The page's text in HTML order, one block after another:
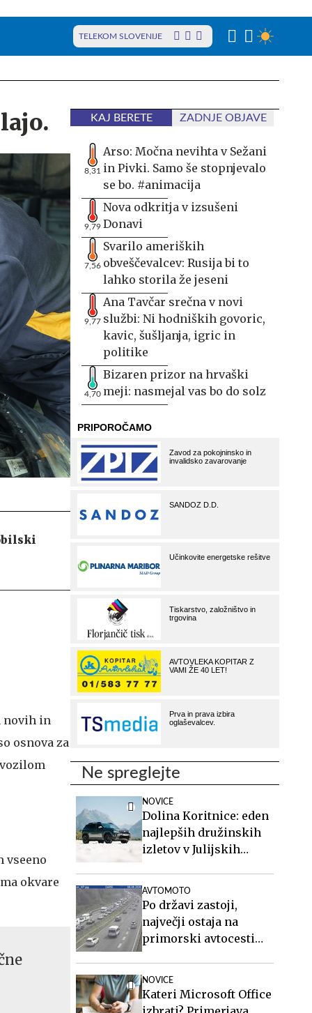
TELEKOM SLOVENIJE
novih in
osnova za
vseeno
okvare
KAJ BERETE ZADNJE OBJAVE
8,31
Arso: Močna nevihta v Sežani
in Pivki. Samo še stopnjevalo
se bo. #animacija
9,79
Nova odkritja v izsušeni
Donavi
7,56
Svarilo ameriških
obveščevalcev: Rusija bi to
lahko storila že jeseni
9,77
Ana Tavčar srečna v novi
službi: Ni hodniških govoric,
kavic, šušljanja, igric in
politike
4,70
Bizaren prizor na hrvaški
meji: nasmejal vas bo do solz
Ne spreglejte
NOVICE
Dolina Koritnice: eden
najlepših družinskih
izletov v Julijskih
AVTOMOTO
Po državi zastoji,
največji ostaja na
primorski avtocesti
NOVICE
Kateri Microsoft Office